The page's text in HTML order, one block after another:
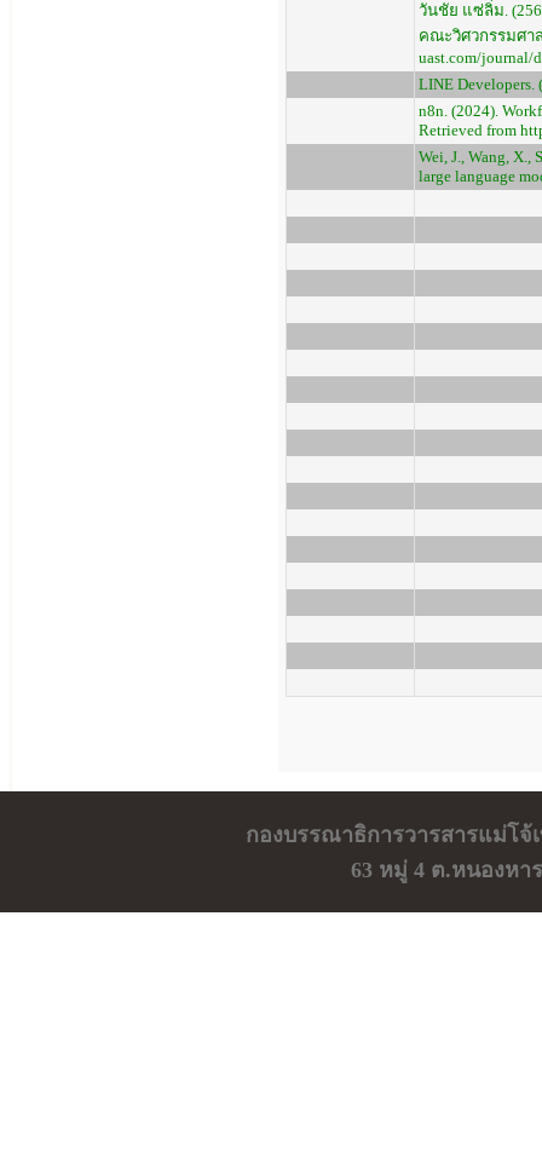
วันชัย แซ่ลิ่ม.
คณะวิศวกรรมศา
uast.com/journal/
LINE Developers.
n8n. (2024).
Retrieved from
Wei, J., Wang, X.,
large language
กองบรรณาธิการวารสารแม่โ
63 หมู่ 4 ต.หนองหา